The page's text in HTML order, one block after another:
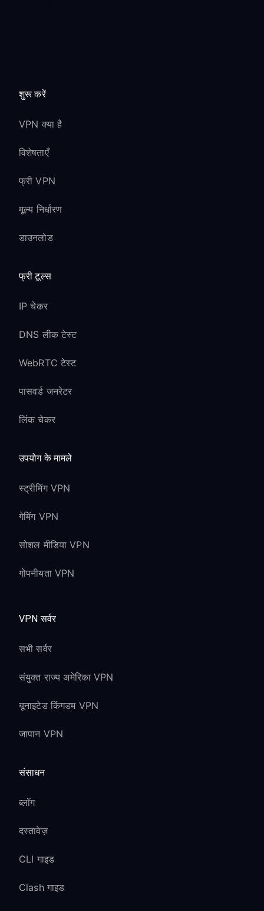
शुरू करें
VPN क्या है
विशेषताएँ
फ्री VPN
मूल्य निर्धारण
डाउनलोड
फ्री टूल्स
IP चेकर
DNS लीक टेस्ट
WebRTC टेस्ट
पासवर्ड जनरेटर
लिंक चेकर
उपयोग के मामले
स्ट्रीमिंग VPN
गेमिंग VPN
सोशल मीडिया VPN
गोपनीयता VPN
VPN सर्वर
सभी सर्वर
संयुक्त राज्य अमेरिका VPN
यूनाइटेड किंगडम VPN
जापान VPN
संसाधन
ब्लॉग
दस्तावेज़
CLI गाइड
Clash गाइड